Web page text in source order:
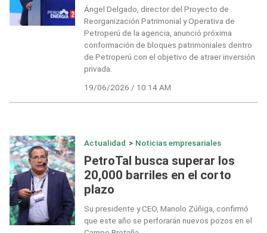
Ángel Delgado, director del Proyecto de
Reorganización Patrimonial y Operativa de
Petroperú de la agencia, anunció próxima
conformación de bloques patrimoniales dentro
de Petroperú con el objetivo de atraer inversión
privada.
19/06/2026 / 10:14 AM
Actualidad > Noticias empresariales
PetroTal busca superar los
20,000 barriles en el corto
plazo
Su presidente y CEO, Manolo Zúñiga, confirmó
que este año se perforarán nuevos pozos en el